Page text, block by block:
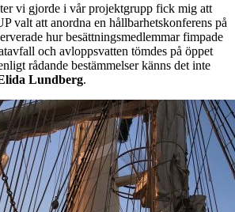
vi gjorde i vår projektgrupp fick mig att
valt att anordna en hållbarhetskonferens på
hur besättningsmedlemmar fimpade
och avloppsvatten tömdes på öppet
rådande bestämmelser känns det inte
Lundberg.